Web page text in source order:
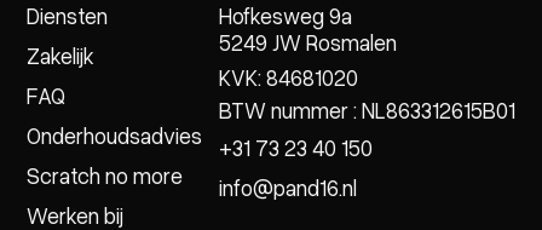
Diensten
Zakelijk
FAQ
Onderhoudsadvies
Scratch no more
Werken bij
Hofkesweg 9a
5249 JW Rosmalen
KVK: 84681020
BTW nummer : NL863312615B01
+31 73 23 40 150
info@pand16.nl